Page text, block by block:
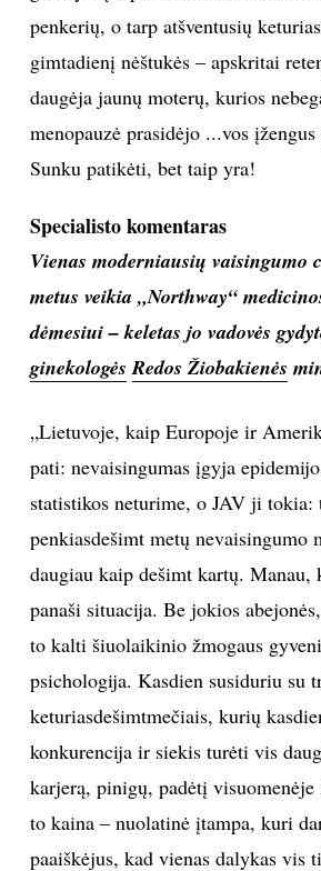
penkerių, o tarp atšventusių
gimtadienį nėštukės – apskritai
daugėja jaunų moterų, kurios
menopauzė prasidėjo ...vos
Sunku patikėti, bet taip yra!
Specialisto komentaras
Vienas moderniausių vaisingumo
metus veikia „Northway“
dėmesiui – keletas jo vadovės
ginekologės Redos Žiobakienės
„Lietuvoje, kaip Europoje ir
pati: nevaisingumas įgyja
statistikos neturime, o JAV ji tokia:
penkiasdešimt metų nevaisingumo
daugiau kaip dešimt kartų. Manau,
panaši situacija. Be jokios
to kalti šiuolaikinio žmogaus
psichologija. Kasdien susiduriu su
keturiasdešimtmečiais, kurių
konkurencija ir siekis turėti vis
karjerą, pinigų, padėtį
to kaina – nuolatinė įtampa, kuri
paaiškėjus, kad vienas dalykas vis